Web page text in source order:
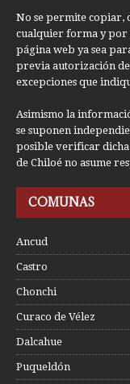
No se permite copiar,
cualquier forma y por
página web ya sea
previa autorización
excepciones que
Asimismo la
se suponen
posible verificar
de Chiloé no asume
COMUNAS
Ancud
Castro
Chonchi
Curaco de Vélez
Dalcahue
Puqueldón